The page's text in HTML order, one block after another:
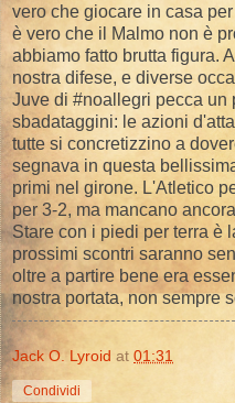
vero che giocare in casa
è vero che il Malmo non è
abbiamo fatto brutta figura.
nostra difese, e diverse
Juve di #noallegri pecca un
sbadataggini: le azioni
tutte si concretizzino a
segnava in questa
primi nel girone. L'Atletico
per 3-2, ma mancano
Stare con i piedi per terra è
prossimi scontri saranno
oltre a partire bene era
nostra portata, non sempre
Jack O. Lyroid at 01:31
Condividi